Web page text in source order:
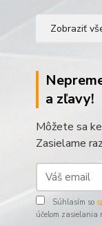
Zobraziť
a zľavy!
Môžete sa
Zasielame
Súhlasím so
účelom zasielania